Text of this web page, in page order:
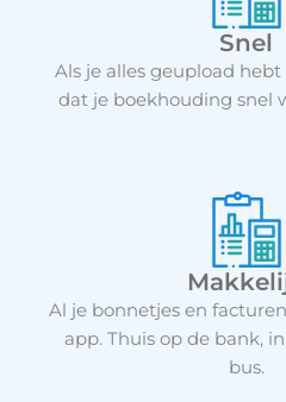
Snel
Als je alles geupload
dat je boekhouding snel
Al je bonnetjes en
app. Thuis op de bank,
bus.